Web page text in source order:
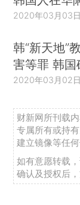
2020年03月03日
韩“新天地”
害等罪 韩
2020年03月02日
财新网所刊载
专属所有或持
建立镜像等任何
如有意愿转载
确认及授权后，